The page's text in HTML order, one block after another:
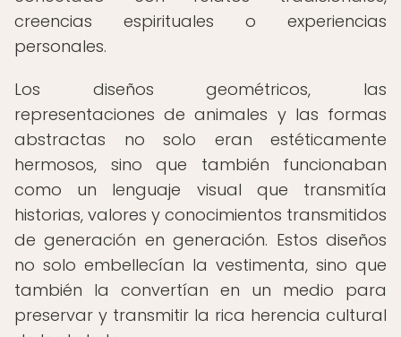
creencias espirituales o experiencias
personales.
Los diseños geométricos, las
representaciones de animales y las formas
abstractas no solo eran estéticamente
hermosos, sino que también funcionaban
como un lenguaje visual que transmitía
historias, valores y conocimientos transmitidos
de generación en generación. Estos diseños
no solo embellecían la vestimenta, sino que
también la convertían en un medio para
preservar y transmitir la rica herencia cultural